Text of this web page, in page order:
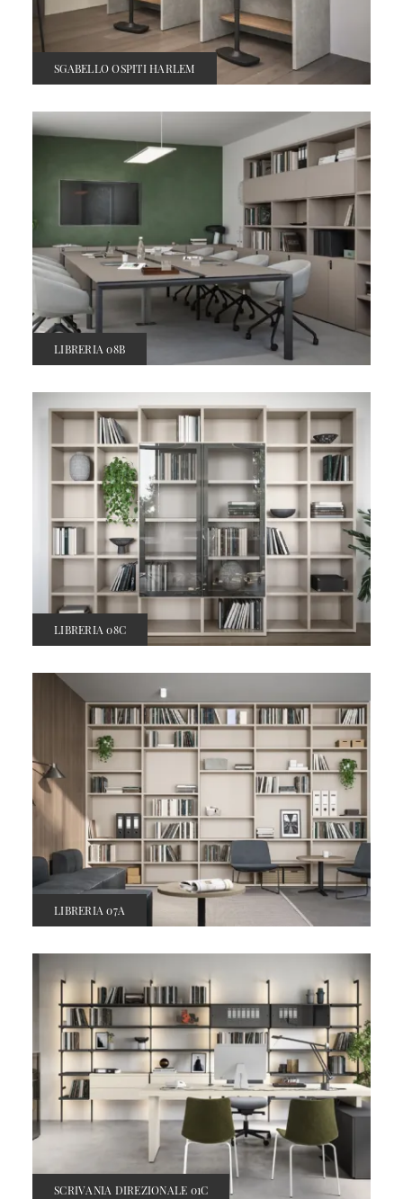
SGABELLO OSPITI HARLEM
LIBRERIA 08B
LIBRERIA 08C
LIBRERIA 07A
SCRIVANIA DIREZIONALE 01C